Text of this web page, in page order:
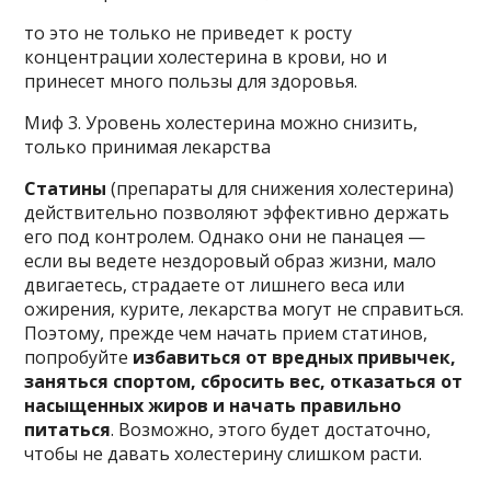
то это не только не приведет к росту
концентрации холестерина в крови, но и
принесет много пользы для здоровья.
Миф 3. Уровень холестерина можно снизить,
только принимая лекарства
Статины (препараты для снижения холестерина)
действительно позволяют эффективно держать
его под контролем. Однако они не панацея —
если вы ведете нездоровый образ жизни, мало
двигаетесь, страдаете от лишнего веса или
ожирения, курите, лекарства могут не справиться.
Поэтому, прежде чем начать прием статинов,
попробуйте избавиться от вредных привычек,
заняться спортом, сбросить вес, отказаться от
насыщенных жиров и начать правильно
питаться. Возможно, этого будет достаточно,
чтобы не давать холестерину слишком расти.